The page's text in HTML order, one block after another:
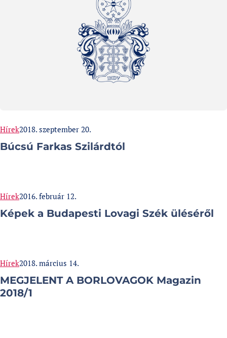
Categories:
HírekPublished at
2018. szeptember 20.
Búcsú Farkas Szilárdtól
Categories:
HírekPublished at
2016. február 12.
Képek a Budapesti Lovagi Szék üléséről
Categories:
HírekPublished at
2018. március 14.
MEGJELENT A BORLOVAGOK Magazin
2018/1